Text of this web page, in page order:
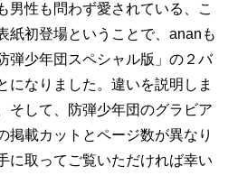
男性も問わず愛されている、こ
紙初登場ということで、ananも
弾少年団スペシャル版」の２バ
になりました。違いを説明しま
そして、防弾少年団のグラビア
掲載カットとページ数が異なり
に取ってご覧いただければ幸い